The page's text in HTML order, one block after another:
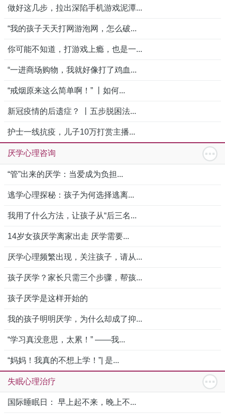
做好这几步，拉出深陷手机游戏泥潭...
“我的孩子天天打网游泡网，怎么破...
你可能不知道，打游戏上瘾，也是一...
“一进商场购物，我就好像打了鸡血...
“戒烟原来这么简单啊！” 丨如何...
新冠疫情的后遗症？ 丨五步脱困法...
护士一线抗疫，儿子10万打赏主播...
厌学心理咨询
“管”出来的厌学：当爱成为负担...
逃学心理探秘：孩子为何选择逃离...
我用了什么方法，让孩子从“后三名...
14岁女孩厌学离家出走 厌学需要...
厌学心理频繁出现，关注孩子，请从...
孩子厌学？家长只需三个步骤，帮孩...
孩子厌学是这样开始的
我的孩子明明厌学，为什么却成了抑...
“学习真没意思，太累！” ——我...
“妈妈！我真的不想上学！”| 是...
失眠心理治疗
国际睡眠日： 早上起不来，晚上不...